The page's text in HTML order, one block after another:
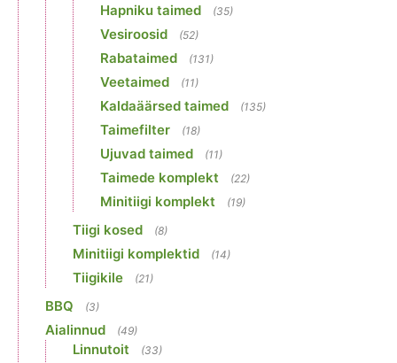
Hapniku taimed (35)
Vesiroosid (52)
Rabataimed (131)
Veetaimed (11)
Kaldaäärsed taimed (135)
Taimefilter (18)
Ujuvad taimed (11)
Taimede komplekt (22)
Minitiigi komplekt (19)
Tiigi kosed (8)
Minitiigi komplektid (14)
Tiigikile (21)
BBQ (3)
Aialinnud (49)
Linnutoit (33)